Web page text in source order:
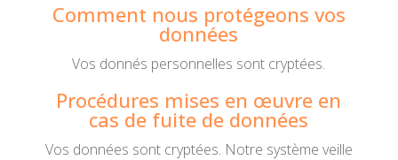
Comment nous protégeons vos
données
Vos donnés personnelles sont cryptées.
Procédures mises en œuvre en
cas de fuite de données
Vos données sont cryptées. Notre système veille